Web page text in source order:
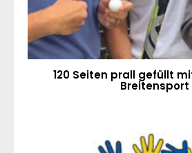
120 Seiten prall gefüllt
Breitensport